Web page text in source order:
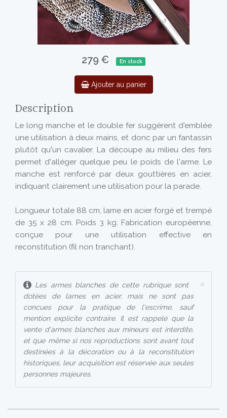
279 € En stock
Ajouter au panier
Description
Le long manche et le double fer suggèrent d'emblée
une utilisation à deux mains, et donc par un fantassin
plutôt qu'un cavalier. La découpe au milieu des fers
permet d'alléger quelque peu le poids de l'arme. Le
manche est renforcé par deux gouttières en acier,
indiquant clairement une utilisation pour la parade.
Longueur totale 88 cm, lame en acier forgé et trempé
de 35 x 28 cm. Poids 3 kg. Fabrication européenne,
conçue pour une utilisation effective en
reconstitution (fil non tranchant).
×
Les armes blanches de cette rubrique sont
dotées de lames en acier, mais ne sont pas
concues pour la pratique de l'escrime, sauf
mention explicite contraire. Il est rappelé que la
vente d'armes blanches aux mineurs est interdite,
et que même si nos reproductions sont avant tout
destinées à la décoration ou à la reconstitution
historiques, leur acquisition est réservée aux seules
personnes majeures.